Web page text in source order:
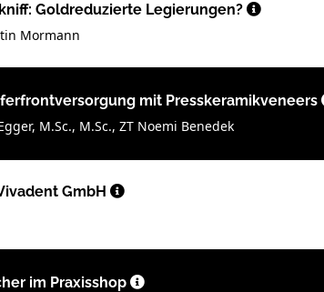
Goldreduzierte Legierungen?
Mormann
mit Presskeramikveneers
M.Sc., M.Sc., ZT Noemi Benedek
GmbH
im Praxisshop